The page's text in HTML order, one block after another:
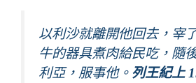
以利沙就離開他回去，宰
牛的器具煮肉給民吃，隨
利亞，服事他。 列王紀上